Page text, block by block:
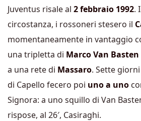
Juventus risale al 2 febbraio 1992.
circostanza, i rossoneri stesero il
momentaneamente in vantaggio
una tripletta di Marco Van Basten
a una rete di Massaro. Sette
di Capello fecero poi uno a uno
Signora: a uno squillo di Van
rispose, al 26′, Casiraghi.